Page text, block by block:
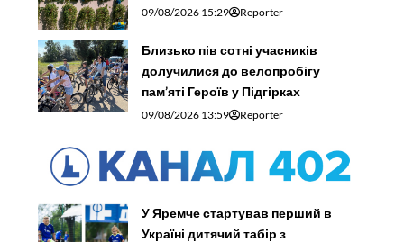
09/08/2026 15:29 Reporter
Близько пів сотні учасників
долучилися до велопробігу
пам’яті Героїв у Підгірках
09/08/2026 13:59 Reporter
У Яремче стартував перший в
Україні дитячий табір з